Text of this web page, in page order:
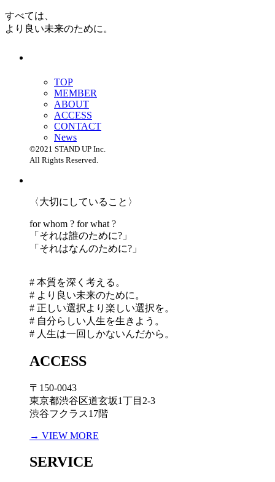
すべては、
より良い未来のために。
TOP
MEMBER
ABOUT
ACCESS
CONTACT
News
©2021 STAND UP Inc.
All Rights Reserved.
〈大切にしていること〉
for whom ? for what ?
「 それは誰のために?」
「 それはなんのために?」
# 本質を深く考える。
# より良い未来のために。
# 正しい選択より楽しい選択を。
# 自分らしい人生を生きよう。
# 人生は一回しかないんだから。
ACCESS
〒150-0043
東京都渋谷区道玄坂1丁目2-3
渋谷フクラス17階
→ VIEW MORE
SERVICE